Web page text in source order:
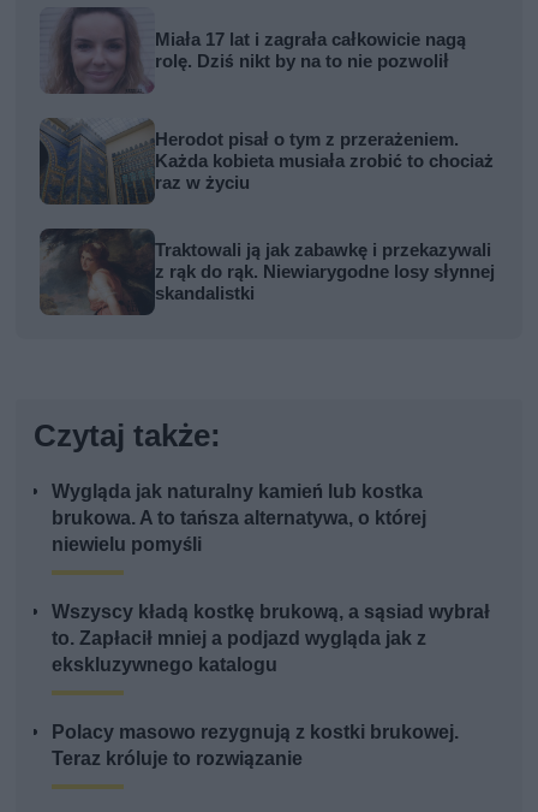
Miała 17 lat i zagrała całkowicie nagą
rolę. Dziś nikt by na to nie pozwolił
Herodot pisał o tym z przerażeniem.
Każda kobieta musiała zrobić to chociaż
raz w życiu
Traktowali ją jak zabawkę i przekazywali
z rąk do rąk. Niewiarygodne losy słynnej
skandalistki
Czytaj także:
Wygląda jak naturalny kamień lub kostka
brukowa. A to tańsza alternatywa, o której
niewielu pomyśli
Wszyscy kładą kostkę brukową, a sąsiad wybrał
to. Zapłacił mniej a podjazd wygląda jak z
ekskluzywnego katalogu
Polacy masowo rezygnują z kostki brukowej.
Teraz króluje to rozwiązanie